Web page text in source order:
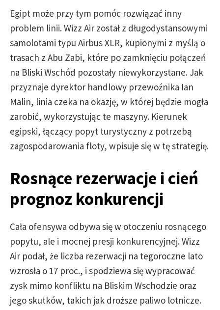
Egipt może przy tym pomóc rozwiązać inny
problem linii. Wizz Air został z długodystansowymi
samolotami typu Airbus XLR, kupionymi z myślą o
trasach z Abu Zabi, które po zamknięciu połączeń
na Bliski Wschód pozostały niewykorzystane. Jak
przyznaje dyrektor handlowy przewoźnika Ian
Malin, linia czeka na okazję, w której będzie mogła
zarobić, wykorzystując te maszyny. Kierunek
egipski, łączący popyt turystyczny z potrzebą
zagospodarowania floty, wpisuje się w tę strategię.
Rosnące rezerwacje i cień
prognoz konkurencji
Cała ofensywa odbywa się w otoczeniu rosnącego
popytu, ale i mocnej presji konkurencyjnej. Wizz
Air podał, że liczba rezerwacji na tegoroczne lato
wzrosła o 17 proc., i spodziewa się wypracować
zysk mimo konfliktu na Bliskim Wschodzie oraz
jego skutków, takich jak droższe paliwo lotnicze.